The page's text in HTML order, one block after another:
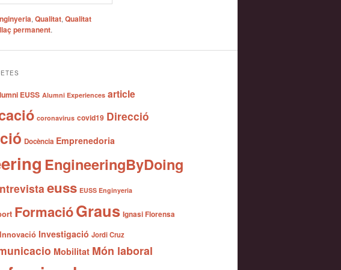
, Qualitat, Qualitat
permanent.
EUSS Alumni Experiences article
coronavirus covid19 Direcció
Docència Emprenedoria
EngineeringByDoing
euss EUSS Enginyeria
FormacióGraus Ignasi Florensa
Innovació Investigació Jordi Cruz
Mobilitat Món laboral